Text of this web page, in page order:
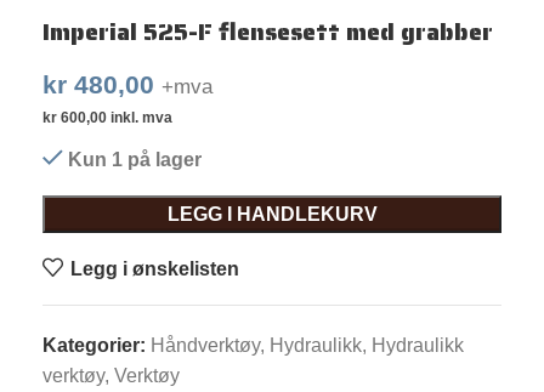
Imperial 525-F flensesett med grabber
kr 480,00 +mva
kr 600,00 inkl. mva
Kun 1 på lager
LEGG I HANDLEKURV
Legg i ønskelisten
Kategorier: Håndverktøy, Hydraulikk, Hydraulikk
verktøy, Verktøy